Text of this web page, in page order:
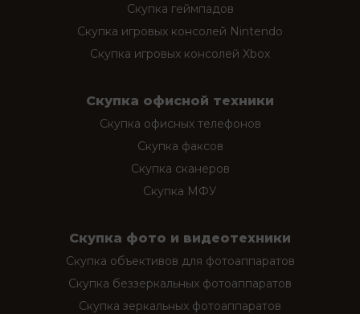
Скупка геймпадов
Скупка игровых консолей Nintendo
Скупка игровых консолей Xbox
Скупка офисной техники
Скупка офисных телефонов
Скупка факсов
Скупка сканеров
Скупка МФУ
Скупка фото и видеотехники
Скупка объективов для фотоаппаратов
Скупка беззеркальных фотоаппаратов
Скупка зеркальных фотоаппаратов